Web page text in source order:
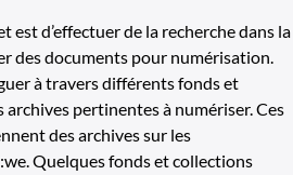
est d’effectuer de la recherche dans la
des documents pour numérisation.
à travers différents fonds et
pertinentes à numériser. Ces
des archives sur les
Quelques fonds et collections